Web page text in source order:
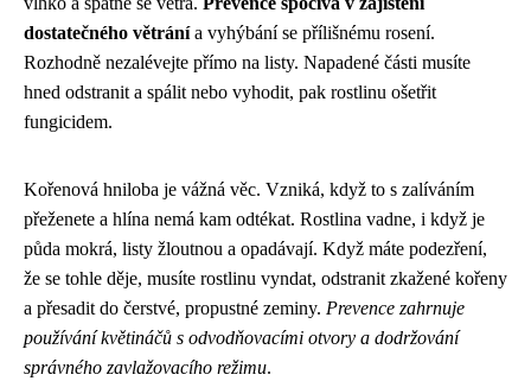
dostatečného větránía vyhýbání se přílišnému rosení.
Rozhodně nezalévejte přímo na listy. Napadené části musíte
hned odstranit a spálit nebo vyhodit, pak rostlinu ošetřit
fungicidem.
Kořenová hniloba je vážná věc. Vzniká, když to s zalíváním
přeženete a hlína nemá kam odtékat. Rostlina vadne, i když je
půda mokrá, listy žloutnou a opadávají. Když máte podezření,
že se tohle děje, musíte rostlinu vyndat, odstranit zkažené kořeny
a přesadit do čerstvé, propustné zeminy. Prevence zahrnuje
používání květináčů s odvodňovacími otvory a dodržování
správného zavlažovacího režimu.